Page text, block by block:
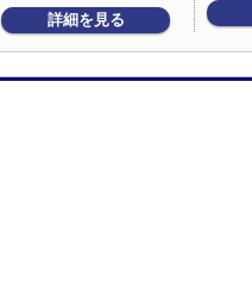
詳細を見る